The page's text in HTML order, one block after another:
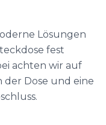
Lösungen
fest
achten wir auf
der Dose und eine